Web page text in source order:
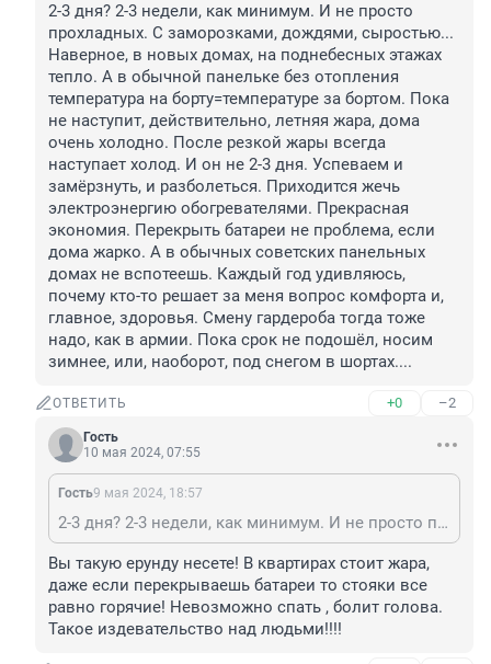
2-3 дня? 2-3 недели, как минимум. И не просто
прохладных. С заморозками, дождями, сыростью...
Наверное, в новых домах, на поднебесных этажах
тепло. А в обычной панельке без отопления
температура на борту=температуре за бортом. Пока
не наступит, действительно, летняя жара, дома
очень холодно. После резкой жары всегда
наступает холод. И он не 2-3 дня. Успеваем и
замёрзнуть, и разболеться. Приходится жечь
электроэнергию обогревателями. Прекрасная
экономия. Перекрыть батареи не проблема, если
дома жарко. А в обычных советских панельных
домах не вспотеешь. Каждый год удивляюсь,
почему кто-то решает за меня вопрос комфорта и,
главное, здоровья. Смену гардероба тогда тоже
надо, как в армии. Пока срок не подошёл, носим
зимнее, или, наоборот, под снегом в шортах....
ОТВЕТИТЬ +0 –2
Гость
10 мая 2024, 07:55
Гость9 мая 2024, 18:57
2-3 дня? 2-3 недели, как минимум. И не просто прохладных. С заморозками, дождями, сыростью... Наверное, в новых домах, на поднебесных этажах тепло. А в обычной панельке без отопления температура на борту=температуре за бортом. Пока не наступит, действительно, летняя жара, дома очень холодно. После резкой жары всегда наступает холод. И он не 2-3 дня. Успеваем и замёрзнуть, и разболеться. Приходится жечь электроэнергию обогревателями. Прекрасная экономия. Перекрыть батареи не проблема, если дома жарко. А в обычных советских панельных домах не вспотеешь. Каждый год удивляюсь, почему кто-то решает за меня вопрос комфорта и, главное, здоровья. Смену гардероба тогда тоже надо, как в армии. Пока срок не подошёл, носим зимнее, или, наоборот, под снегом в шортах....
Вы такую ерунду несете! В квартирах стоит жара,
даже если перекрываешь батареи то стояки все
равно горячие! Невозможно спать , болит голова.
Такое издевательство над людьми!!!!